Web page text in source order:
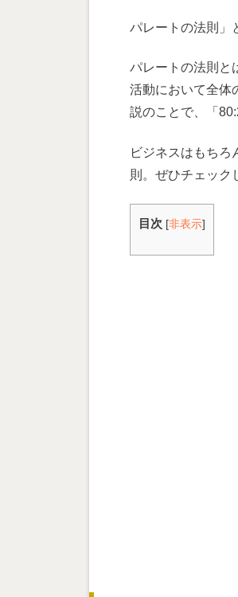
パレートの法則」
パレートの法則と
活動において全体
説のことで、「
ビジネスはもち
則。ぜひチェック
目次 [非表示]